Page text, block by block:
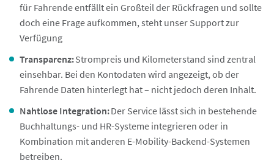
für Fahrende entfällt ein Großteil der Rückfragen und sollte
doch eine Frage aufkommen, steht unser Support zur
Verfügung
Transparenz:Strompreis und Kilometerstand sind zentral
einsehbar. Bei den Kontodaten wird angezeigt, ob der
Fahrende Daten hinterlegt hat – nicht jedoch deren Inhalt.
Nahtlose Integration:Der Service lässt sich in bestehende
Buchhaltungs- und HR-Systeme integrieren oder in
Kombination mit anderen E-Mobility-Backend-Systemen
betreiben.